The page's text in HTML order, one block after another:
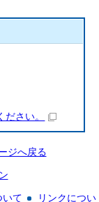
さい。
ジへ戻る
いて リンクについ